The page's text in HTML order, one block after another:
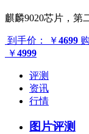
麒麟9020芯片，第
到手价： ￥4699
￥4999
评测
资讯
行情
图片评测